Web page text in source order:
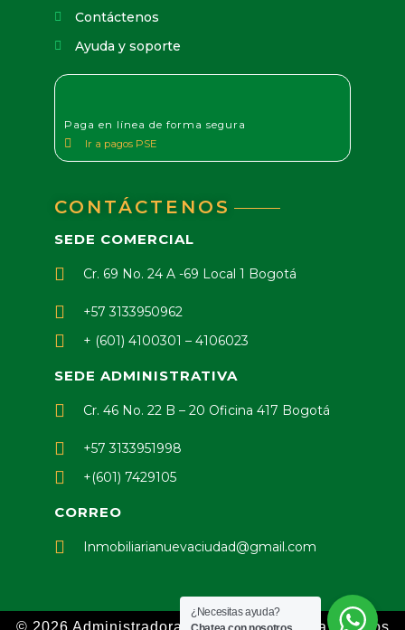
Contáctenos
Ayuda y soporte
Paga en línea de forma segura
Ir a pagos PSE
CONTÁCTENOS
SEDE COMERCIAL
Cr. 69 No. 24 A -69 Local 1 Bogotá
+57 3133950962
+ (601) 4100301 – 4106023
SEDE ADMINISTRATIVA
Cr. 46 No. 22 B – 20 Oficina 417 Bogotá
+57 3133951998
+(601) 7429105
CORREO
Inmobiliarianuevaciudad@gmail.com
© 2026 Administradora Nueva Ciudad Ltda. · Todos
¿Necesitas ayuda?